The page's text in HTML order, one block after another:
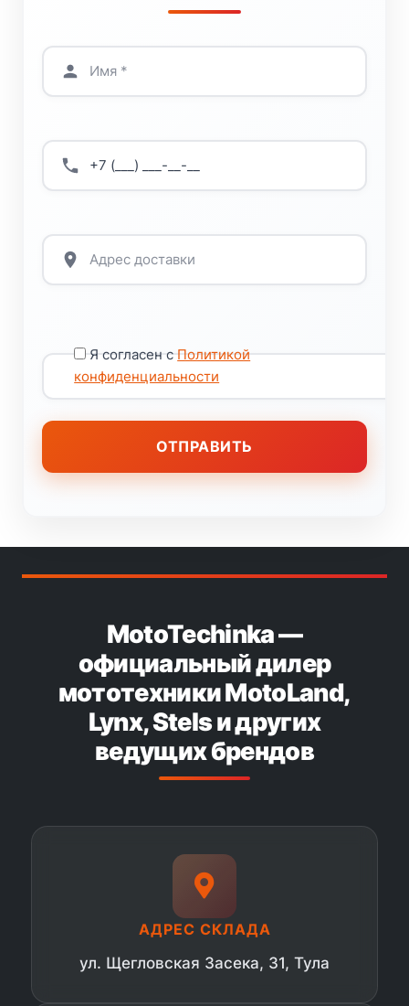
Я согласен сПолитикой
конфиденциальности
MotoTechinka —
официальный дилер
мототехники MotoLand,
Lynx, Stels и других
ведущих брендов
АДРЕС СКЛАДА
ул. Щегловская Засека, 31, Тула